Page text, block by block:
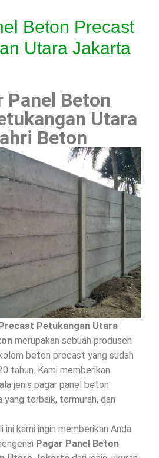
Beton Precast
Utara Jakarta
Panel Beton
Utara
Beton
Petukangan Utara
merupakan sebuah produsen
beton precast yang sudah
tahun. Kami memberikan
jenis pagar panel beton
terbaik, termurah, dan
ini kami ingin memberikan Anda
Pagar Panel Beton